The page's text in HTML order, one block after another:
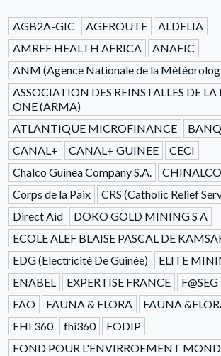
AGB2A-GIC AGEROUTE
ALDELIA
AMREF HEALTH AFRICA
ANAFIC
ANM (Agence Nationale de la
ASSOCIATION DES REINSTALLES DE
ONE (ARMA)
ATLANTIQUE MICROFINANCE
CANAL+
CANAL+ GUINEE
CECI
Chalco Guinea Company S.A.
CHINALCO
Corps de la Paix
CRS (Catholic Relief
Direct Aid
DOKO GOLD MINING S A
ECOLE ALEF BLAISE PASCAL DE
EDG (Electricité De Guinée)
ELITE
ENABEL
EXPERTISE FRANCE
FAO
FAUNA & FLORA FAUNA
FHI 360
fhi360
FODIP
FOND POUR L'ENVIRROEMENT